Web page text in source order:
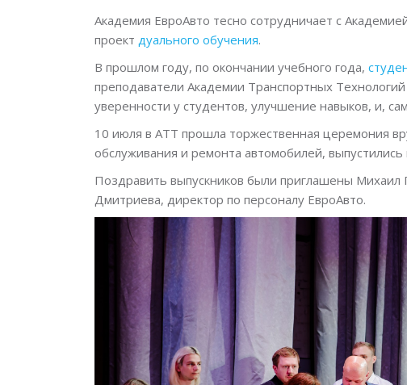
Академия ЕвроАвто тесно сотрудничает с
проект дуального обучения.
В прошлом году, по окончании учебного года,
преподаватели Академии Транспортных
уверенности у студентов, улучшение навыков, и,
10 июля в АТТ прошла торжественная церемония
обслуживания и ремонта автомобилей,
Поздравить выпускников были приглашены
Дмитриева, директор по персоналу ЕвроАвто.